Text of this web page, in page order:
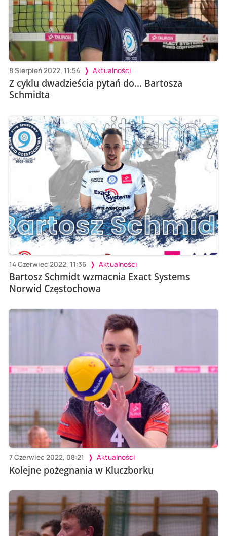
8 Sierpień 2022, 11:54 Aktualności
Z cyklu dwadzieścia pytań do... Bartosza
Schmidta
14 Czerwiec 2022, 11:36 Aktualności
Bartosz Schmidt wzmacnia Exact Systems
Norwid Częstochowa
7 Czerwiec 2022, 08:21 Aktualności
Kolejne pożegnania w Kluczborku